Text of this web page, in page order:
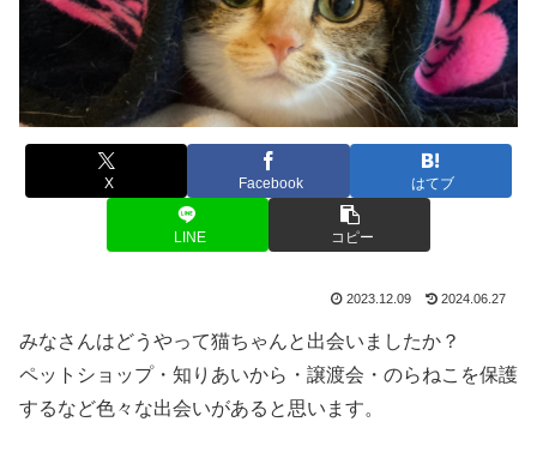
X Facebook はてブ
LINE コピー
2023.12.09 2024.06.27
みなさんはどうやって猫ちゃんと出会いましたか？
ペットショップ・知りあいから・譲渡会・のらねこを保護
するなど色々な出会いがあると思います。